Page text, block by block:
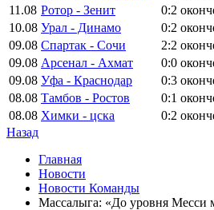
11.08 Ротор - Зенит 0:2
10.08 Урал - Динамо 0:2
09.08 Спартак - Сочи 2:2
09.08 Арсенал - Ахмат 0:0
09.08 Уфа - Краснодар 0:3
08.08 Тамбов - Ростов 0:1
08.08 Химки - цска 0:2
Назад
Главная
Новости
Новости Команды
Массалыга: «До уровня Месси